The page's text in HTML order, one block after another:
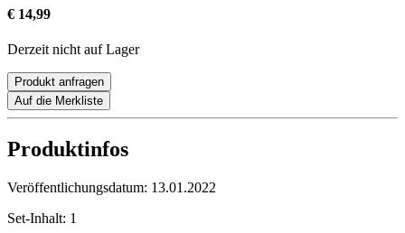
€ 14,99
Derzeit nicht auf Lager
Produkt anfragen
Auf die Merkliste
Produktinfos
Veröffentlichungsdatum: 13.01.2022
Set-Inhalt: 1